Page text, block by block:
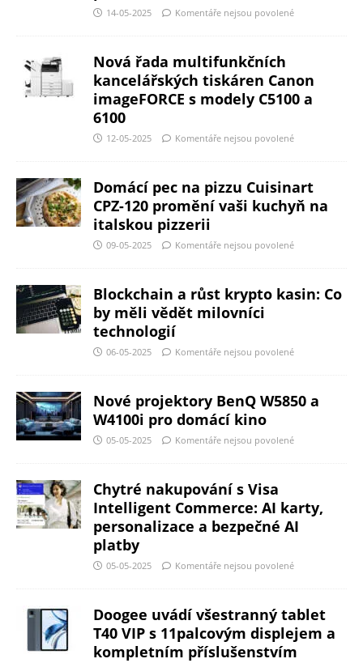
14-05-2025 Komentáře nejsou povolené
Nová řada multifunkčních
kancelářských tiskáren Canon
imageFORCE s modely C5100 a
6100
12-05-2025 Komentáře nejsou povolené
Domácí pec na pizzu Cuisinart
CPZ-120 promění vaši kuchyň na
italskou pizzerii
09-05-2025 Komentáře nejsou povolené
Blockchain a růst krypto kasin: Co
by měli vědět milovníci
technologií
06-05-2025 Komentáře nejsou povolené
Nové projektory BenQ W5850 a
W4100i pro domácí kino
05-05-2025 Komentáře nejsou povolené
Chytré nakupování s Visa
Intelligent Commerce: AI karty,
personalizace a bezpečné AI
platby
05-05-2025 Komentáře nejsou povolené
Doogee uvádí všestranný tablet
T40 VIP s 11palcovým displejem a
kompletním příslušenstvím